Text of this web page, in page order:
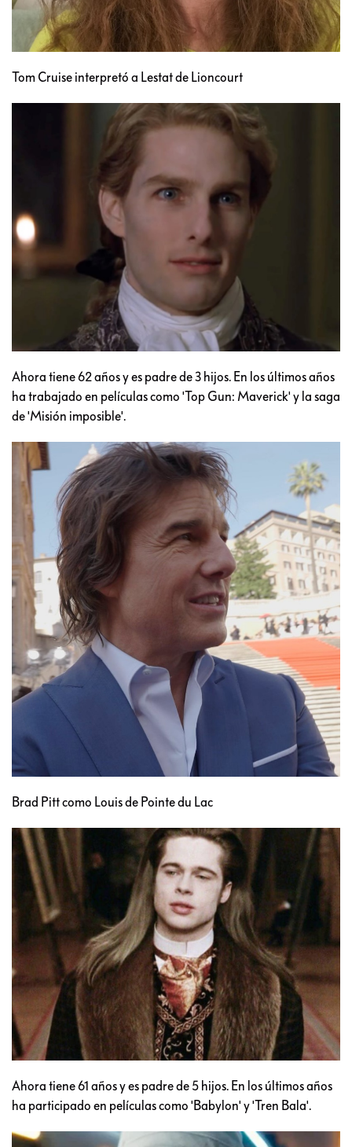
Tom Cruise interpretó a Lestat de Lioncourt
Ahora tiene 62 años y es padre de 3 hijos. En los últimos años
ha trabajado en películas como 'Top Gun: Maverick' y la saga
de 'Misión imposible'.
Brad Pitt como Louis de Pointe du Lac
Ahora tiene 61 años y es padre de 5 hijos. En los últimos años
ha participado en películas como 'Babylon' y 'Tren Bala'.